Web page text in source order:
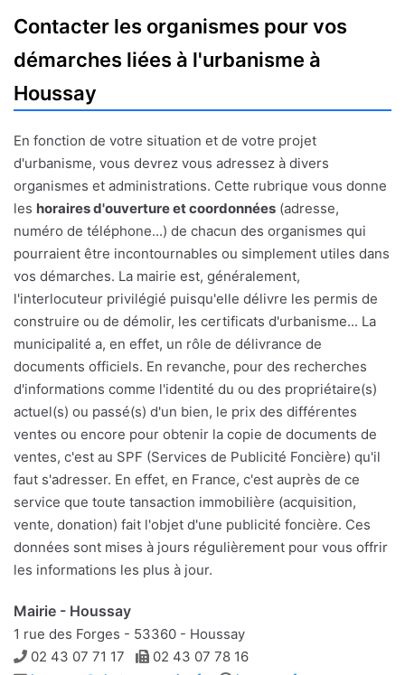
Contacter les organismes pour vos
démarches liées à l'urbanisme à
Houssay
En fonction de votre situation et de votre projet
d'urbanisme, vous devrez vous adressez à divers
organismes et administrations. Cette rubrique vous donne
les horaires d'ouverture et coordonnées (adresse,
numéro de téléphone...) de chacun des organismes qui
pourraient être incontournables ou simplement utiles dans
vos démarches. La mairie est, généralement,
l'interlocuteur privilégié puisqu'elle délivre les permis de
construire ou de démolir, les certificats d'urbanisme... La
municipalité a, en effet, un rôle de délivrance de
documents officiels. En revanche, pour des recherches
d'informations comme l'identité du ou des propriétaire(s)
actuel(s) ou passé(s) d'un bien, le prix des différentes
ventes ou encore pour obtenir la copie de documents de
ventes, c'est au SPF (Services de Publicité Foncière) qu'il
faut s'adresser. En effet, en France, c'est auprès de ce
service que toute tansaction immobilière (acquisition,
vente, donation) fait l'objet d'une publicité foncière. Ces
données sont mises à jours régulièrement pour vous offrir
les informations les plus à jour.
Mairie - Houssay
1 rue des Forges - 53360 - Houssay
Téléphone
02 43 07 71 17 Télécopie
02 43 07 78 16